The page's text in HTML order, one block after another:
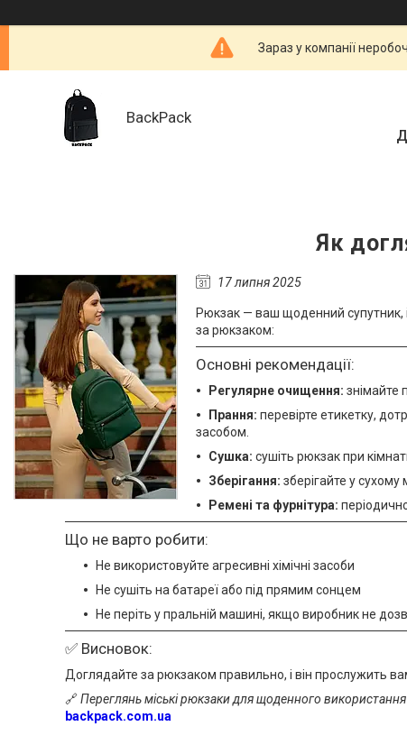
Зараз у компанії
BackPack
Як
17 липня 2025
Рюкзак — ваш щоденний супутник,
за рюкзаком:
Основні рекомендації:
Регулярне очищення: знімайте
Прання: перевірте етикетку,
засобом.
Сушка: сушіть рюкзак при
Зберігання: зберігайте у сухому
Ремені та фурнітура:
Що не варто робити:
Не використовуйте агресивні хімічні засоби
Не сушіть на батареї або під прямим сонцем
Не періть у пральній машині, якщо виробник не
✅ Висновок:
Доглядайте за рюкзаком правильно, і він прослужить
🔗Переглянь міські рюкзаки для щоденного
backpack.com.ua